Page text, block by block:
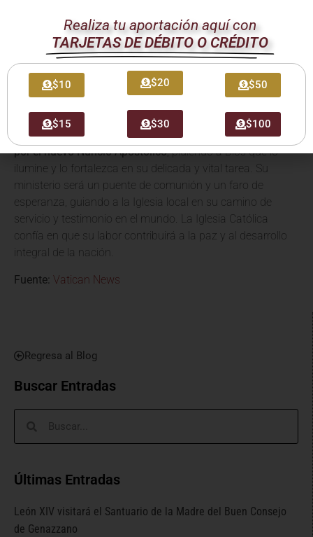
Regresa al Blog
Buscar Entradas
Últimas Entradas
León XIV visitará el Santuario de la Madre del Buen Consejo
de Genazzano
Su cercanía espiritual se manifiesta en gestos como este,
buscando siempre el bien de la Iglesia y de los pueblos que
la componen. La fe del pueblo argentino recibe un impulso
con esta designación.
Oración por el Nuevo Nuncio
La comunidad católica en Argentina está llamada aorar
por el nuevo Nuncio Apostólico, pidiendo a Dios que lo
ilumine y lo fortalezca en su delicada y vital tarea. Su
ministerio será un puente de comunión y un faro de
esperanza, guiando a la Iglesia local en su camino de
servicio y testimonio en el mundo. La Iglesia Católica
confía en que su labor contribuirá a la paz y al desarrollo
integral de la nación.
Fuente: Vatican News
Realiza tu aportación aquí con
TARJETAS DE DÉBITO O CRÉDITO
$10
$15
$20
$30
$50
$100